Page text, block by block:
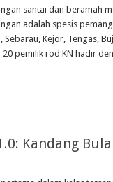
santai dan beramah
adalah spesis
Sebarau, Kejor, Tengas,
20 pemilik rod KN hadir
…
Kandang